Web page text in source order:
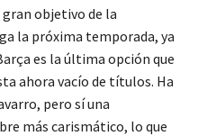
gran objetivo de la
la próxima temporada, ya
es la última opción que
ahora vacío de títulos. Ha
pero sí una
más carismático, lo que